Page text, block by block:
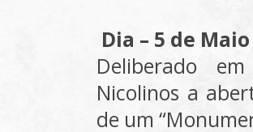
Dia – 5 de
Deliberado
Nicolinos a
de um